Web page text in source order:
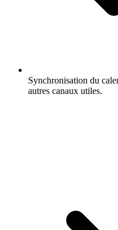
Synchronisation du
autres canaux utiles.